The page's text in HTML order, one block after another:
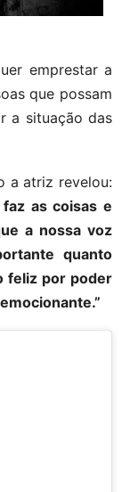
emprestar a
que possam
a situação das
a atriz revelou:
as coisas e
a nossa voz
quanto
feliz por poder